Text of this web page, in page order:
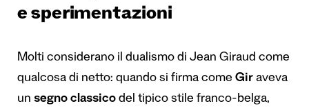
e sperimentazioni
Molti considerano il dualismo di Jean Giraud come
qualcosa di netto: quando si firma come Gir aveva
un segno classico del tipico stile franco-belga,